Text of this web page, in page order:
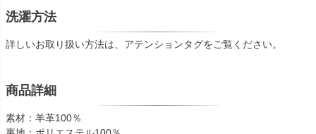
洗濯方法
詳しいお取り扱い方法は、アテンションタグをご覧ください。
商品詳細
素材：羊革100％